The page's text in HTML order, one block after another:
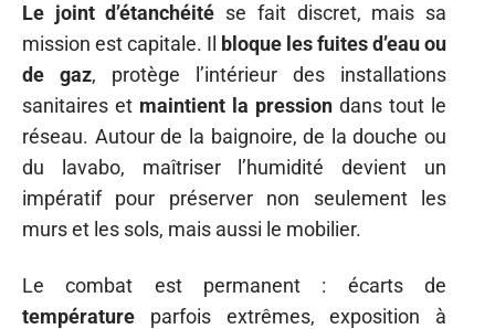
Le joint d’étanchéité se fait discret, mais sa
mission est capitale. Il bloque les fuites d’eau ou
de gaz, protège l’intérieur des installations
sanitaires et maintient la pression dans tout le
réseau. Autour de la baignoire, de la douche ou
du lavabo, maîtriser l’humidité devient un
impératif pour préserver non seulement les
murs et les sols, mais aussi le mobilier.
Le combat est permanent : écarts de
température parfois extrêmes, exposition à